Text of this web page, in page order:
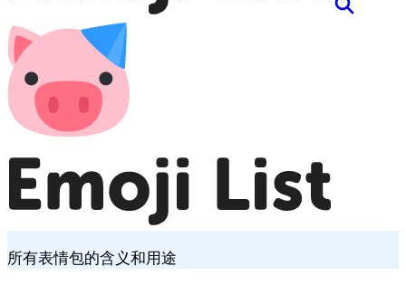
所有表情包的含义和用途